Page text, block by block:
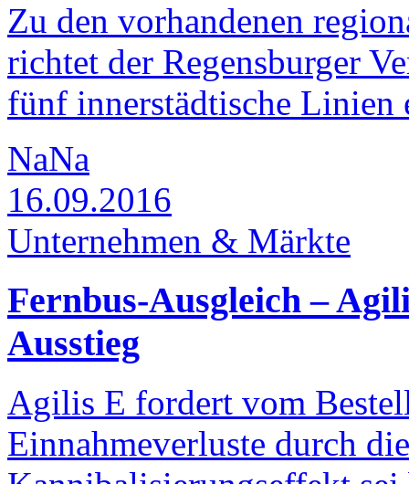
Zu den vorhandenen
richtet der Regensburger
fünf innerstädtische Linien
NaNa
16.09.2016
Unternehmen & Märkte
Fernbus-Ausgleich –
Ausstieg
Agilis E fordert vom
Einnahmeverluste durch